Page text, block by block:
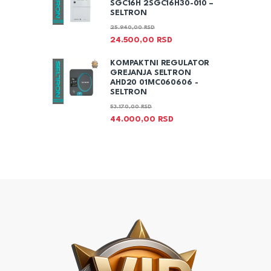
SGC16H 2SGC16H30-010 –
SELTRON
24.500,00 RSD
25.940,00RSD
KOMPAKTNI REGULATOR
GREJANJA SELTRON
AHD20 01MC060606 -
SELTRON
44.000,00 RSD
53.170,00RSD